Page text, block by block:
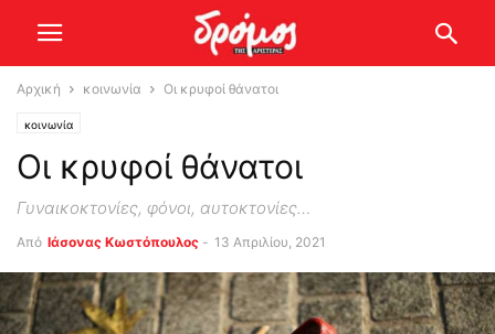
Αρχική κοινωνία Οι κρυφοί θάνατοι
κοινωνία
Οι κρυφοί θάνατοι
Γυναικοκτονίες, φόνοι, αυτοκτονίες…
Από Ιάσονας Κωστόπουλος - 13 Απριλίου, 2021